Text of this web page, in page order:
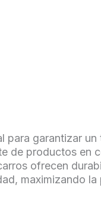
para garantizar
de productos en
ofrecen
maximizando